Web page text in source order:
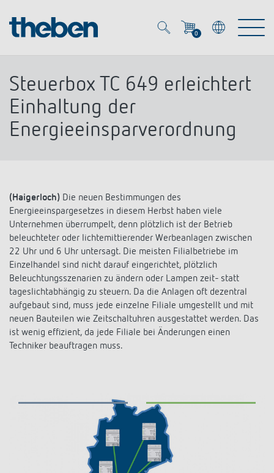
0
Produkte
Smart Home
DALI
Präsenzmelder & Bewegungsmelder
LED-Leuchten
Zeit- und Lichtsteuerung
OEM
Ansprechpartner OEM
OEM-Referenzen
Zeit- und Lichtsteuerung
DALI-2 Lichtsteuerung
KNX-Systeme
KNX Smart Home System LUXORliving
Präsenzmelder und Bewegungsmelder
Klimaregelung
Referenzen
Service
Downloads
Kataloge und Prospekte
Katalogbestellung
Seminare und Online-Trainings
Konformitätserklärungen
BIM-Portal
Unternehmen
Theben AG
News
Nachhaltigkeit
Engagement
Karriere
Karriere bei Theben
Kontakt
Ansprechpartner
Vertrieb Deutschland
Vertrieb Weltweit
Steuerbox TC 649 erleichtert
Einhaltung der
Energieeinsparverordnung
(Haigerloch) Die neuen Bestimmungen des
Energieeinspargesetzes in diesem Herbst haben viele
Unternehmen überrumpelt, denn plötzlich ist der Betrieb
beleuchteter oder lichtemittierender Werbeanlagen zwischen
22 Uhr und 6 Uhr untersagt. Die meisten Filialbetriebe im
Einzelhandel sind nicht darauf eingerichtet, plötzlich
Beleuchtungsszenarien zu ändern oder Lampen zeit- statt
tageslichtabhängig zu steuern. Da die Anlagen oft dezentral
aufgebaut sind, muss jede einzelne Filiale umgestellt und mit
neuen Bauteilen wie Zeitschaltuhren ausgestattet werden. Das
ist wenig effizient, da jede Filiale bei Änderungen einen
Techniker beauftragen muss.